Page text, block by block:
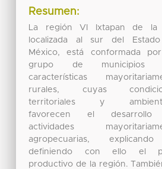
Resumen:
La región VI Ixtapan de la
localizada al sur del
México, está conformada
grupo de municipios
características
rurales, cuyas
territoriales y
favorecen el desarrollo
actividades
agropecuarias,
definiendo con ello el
productivo de la región.